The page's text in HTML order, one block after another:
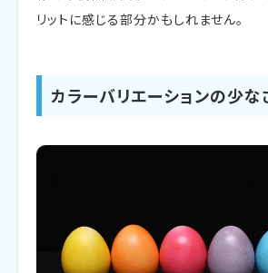
リットに感じる部分かもしれません。
カラーバリエーションの少な